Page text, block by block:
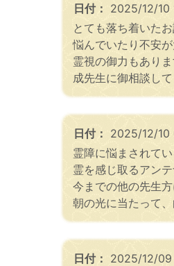
日付： 2025/12/10
とても落ち着いた
悩んでいたり不安
霊視の御力もあり
成先生に御相談し
日付： 2025/12/10
霊障に悩まされて
霊を感じ取るアン
今までの他の先生
朝の光に当たって
日付： 2025/12/